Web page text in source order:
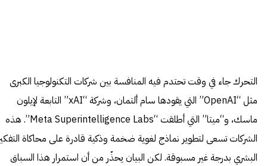
التحرك جاء في وقت تحتدم فيه المنافسة بين شركات التكنولوجيا الكبرى
مثل “OpenAI” التي يقودها سام ألتمان، وشركة “xAI” التابعة لإيلون
ماسك، و“ميتا” التي أطلقت “Meta Superintelligence Labs”. هذه
الشركات تسعى لتطوير نماذج لغوية ضخمة وذكية قادرة على محاكاة
البشري بدرجة غير مسبوقة. لكن البيان يحذّر من أن استمرار هذا السباق